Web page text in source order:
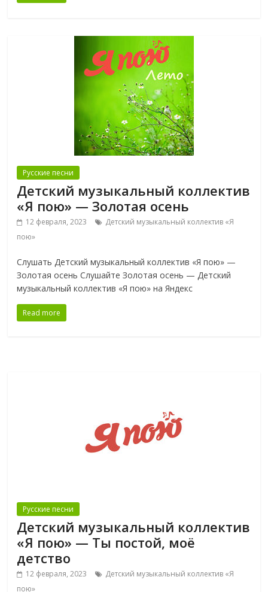
Русские песни
Детский музыкальный коллектив
«Я пою» — Золотая осень
12 февраля, 2023
Детский музыкальный коллектив «Я
пою»
Слушать Детский музыкальный коллектив «Я пою» —
Золотая осень Слушайте Золотая осень — Детский
музыкальный коллектив «Я пою» на Яндекс
Read more
Русские песни
Детский музыкальный коллектив
«Я пою» — Ты постой, моё
детство
12 февраля, 2023
Детский музыкальный коллектив «Я
пою»